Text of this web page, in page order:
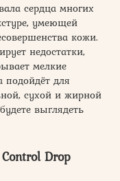
сердца многих
умеющей
кожи.
недостатки,
мелкие
для
сухой и жирной
выглядеть
Drop